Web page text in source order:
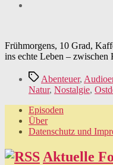
Frühmorgens, 10 Grad,
ins echte Leben – zwischen
Schlagwörter
Abenteuer,
Natur, Nostalgie,
Episoden
Über
Datenschutz und
Aktuelle